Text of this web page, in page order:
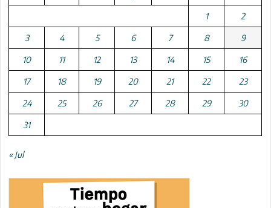
1 2
3 4 5 6 7 8 9
10 11 12 13 14 15 16
17 18 19 20 21 22 23
24 25 26 27 28 29 30
31
« Jul